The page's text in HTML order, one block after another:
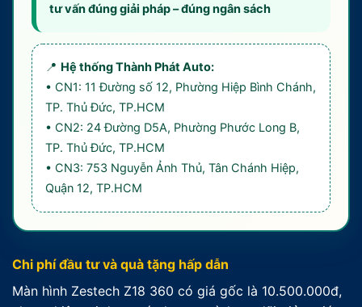
tư vấn đúng giải pháp – đúng ngân sách
📍 Hệ thống Thành Phát Auto:
• CN1: 11 Đường số 12, Phường Hiệp Bình Chánh,
TP. Thủ Đức, TP.HCM
• CN2: 24 Đường D5A, Phường Phước Long B,
TP. Thủ Đức, TP.HCM
• CN3: 753 Nguyễn Ảnh Thủ, Tân Chánh Hiệp,
Quận 12, TP.HCM
Chi phí đầu tư và quà tặng hấp dẫn
Màn hình Zestech Z18 360 có giá gốc là 10.500.000đ,